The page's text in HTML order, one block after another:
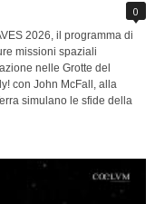
0
2026, il programma di
missioni spaziali
nelle Grotte del
con John McFall, alla
simulano le sfide della